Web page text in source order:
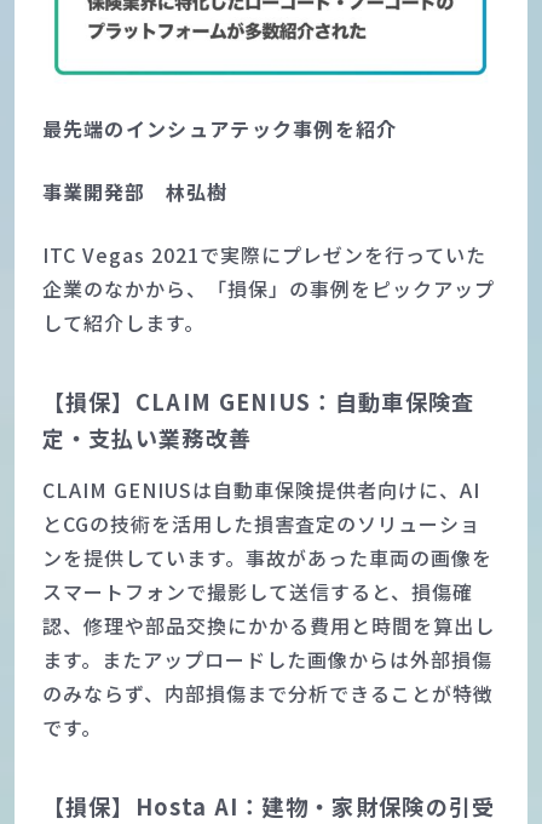
最先端のインシュアテック事例を紹介
事業開発部 林弘樹
ITC Vegas 2021で実際にプレゼンを行っていた
企業のなかから、「損保」の事例をピックアップ
して紹介します。
【損保】CLAIM GENIUS：自動車保険査
定・支払い業務改善
CLAIM GENIUSは自動車保険提供者向けに、AI
とCGの技術を活用した損害査定のソリューショ
ンを提供しています。事故があった車両の画像を
スマートフォンで撮影して送信すると、損傷確
認、修理や部品交換にかかる費用と時間を算出し
ます。またアップロードした画像からは外部損傷
のみならず、内部損傷まで分析できることが特徴
です。
【損保】Hosta AI：建物・家財保険の引受